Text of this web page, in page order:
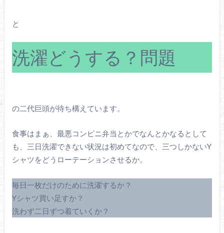
と
洗濯どうする？問題
の二代巨頭が待ち構えています。
食事はまぁ、最悪コンビニ弁当とかでなんとかなるとして
も、三日洗濯できない状況は初めてなので、三つしかないY
シャツをどうローテーションさせるか。
毎日一枚だけのために洗濯するか？
Yシャツ買い足すか？
洗わず二日ずつ着ていくか？